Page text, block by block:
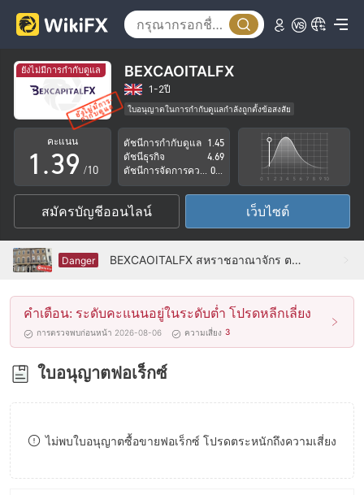
ยังไม่มีการกำกับดูแล BEXCAOITALFX
1-2ปี
ใบอนุญาตในการกำกับดูแลกำลังถูกตั้งข้อสงสัย
กลุ่มธุรกิจที่ต้องสงสัย
ระวังความเสี่ยงอันตรายที่อาจจะซ่อนอยู่
คะแนน
0
1
2
3
4
5
6
7
8
.
0
1
2
3
4
5
6
7
8
9
5
6
7
8
9 /10
ดัชนีการกำกับดูแล 1.45
ดัชนีธุรกิจ
4.69
สมัครบัญชีออนไลน์ เว็บไซต์
Danger BEXCAOITALFX สหราชอาณาจักร ตรวจสอบแล้ว: ไม่พบการมีอยู่ทางกายภาพ
คำเตือน: ระดับคะแนนอยู่ในระดับต่ำ โปรดหลีกเลี่ยง
การตรวจพบก่อนหน้า 2026-08-06 ความเสี่ยง 3
ใบอนุญาตฟอเร็กซ์
ไม่พบใบอนุญาตซื้อขายฟอเร็กซ์ โปรดตระหนักถึงความเสี่ยง